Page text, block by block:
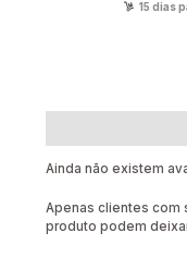
15 dias
Ainda não existem
Apenas clientes com
produto podem